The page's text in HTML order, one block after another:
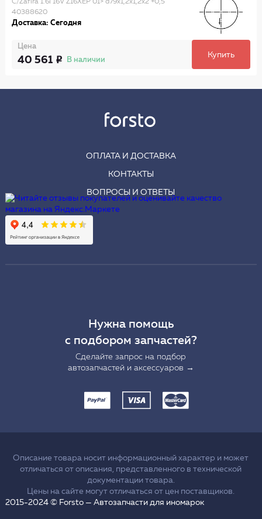
C/Zafira 1.6i 16V Z16XEP 01> d79x1,2x1,2x2 +0,5
40388620
Доставка: Сегодня
Цена
40 561 В наличии
Купить
ОПЛАТА И ДОСТАВКА
КОНТАКТЫ
ВОПРОСЫ И ОТВЕТЫ
Нужна помощь
с подбором запчастей?
Сделайте запрос на подбор
автозапчастей и аксессуаров →
Описание товара носит информационный характер и может
отличаться от описания, представленного в технической
документации товара.
Цены на сайте могут отличаться от цен поставщиков.
2015-2024 © Forsto — Автозапчасти для иномарок